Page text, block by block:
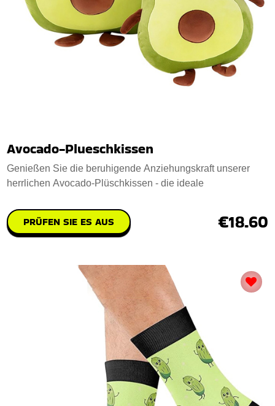
Avocado-Plueschkissen
Genießen Sie die beruhigende Anziehungskraft unserer
herrlichen Avocado-Plüschkissen - die ideale
PRÜFEN SIE ES AUS €18.60